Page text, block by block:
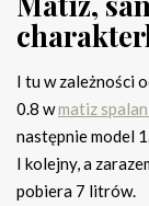
I tu w zależności
0.8 wmatiz
następnie model
I kolejny, a
pobiera 7 litrów.